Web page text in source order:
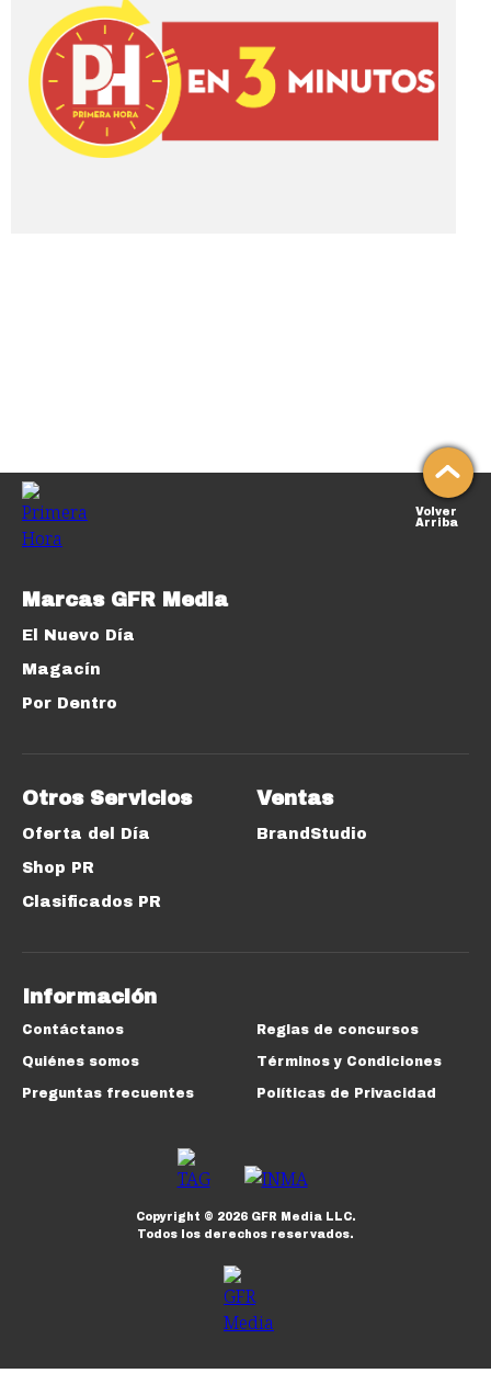
Volver
Arriba
Marcas GFR Media
El Nuevo Día
Magacín
Por Dentro
Otros Servicios
Oferta del Día
Shop PR
Clasificados PR
Ventas
BrandStudio
Información
Contáctanos
Quiénes somos
Preguntas frecuentes
Reglas de concursos
Términos y Condiciones
Políticas de Privacidad
Copyright © 2026GFR Media LLC.
Todos los derechos reservados.